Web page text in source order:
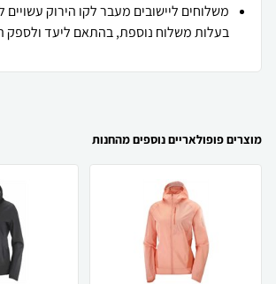
משלוחים ליישובים מעבר לקו הירוק עשויים
בעלות משלוח נוספת, בהתאם ליעד ולספק
מוצרים פופולאריים נוספים מהחנות